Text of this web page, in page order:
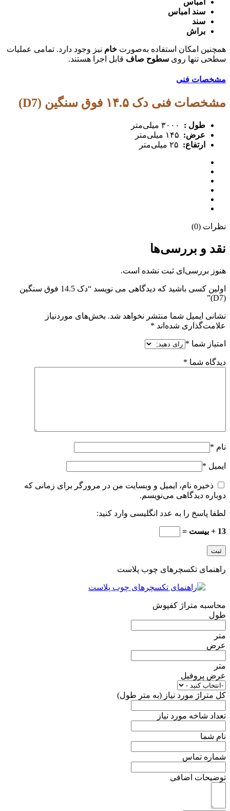
امباس
سند امباس
سند
براش
همچنین امکان استفاده به‌صورت خام نیز وجود دارد. تمامی عملیات
سطحی تنها روی سطوح صاف قابل اجرا هستند.
مشخصات فنی
مشخصات فنی دک ۱۴.۵ فوق سنگین (D7)
طول :
عرض: ۱۴۵ میلی‌متر
ارتفاع:
نظرات (0)
نقد و بررسی‌ها
هنوز بررسی‌ای ثبت نشده است.
اولین کسی باشید که دیدگاهی می نویسد “دک 14.5 فوق سنگین
(D7)”
نشانی ایمیل شما منتشر نخواهد شد. بخش‌های موردنیاز
علامت‌گذاری شده‌اند *
امتیاز شما *
دیدگاه شما *
نام *
ایمیل *
ذخیره نام، ایمیل و وبسایت من در مرورگر برای زمانی که
دوباره دیدگاهی می‌نویسم.
لطفا پاسخ را به عدد انگلیسی وارد کنید:
13 + بیست =
راهنمای تکسچرهای چوب پلاست
محاسبه متراژ کفپوش
طول
متر
عرض
متر
عرض پروفیل
کل متراژ مورد نیاز (به متر طول)
تعداد شاخه مورد نیاز
نام شما
شماره تماس
توضیحات اضافی